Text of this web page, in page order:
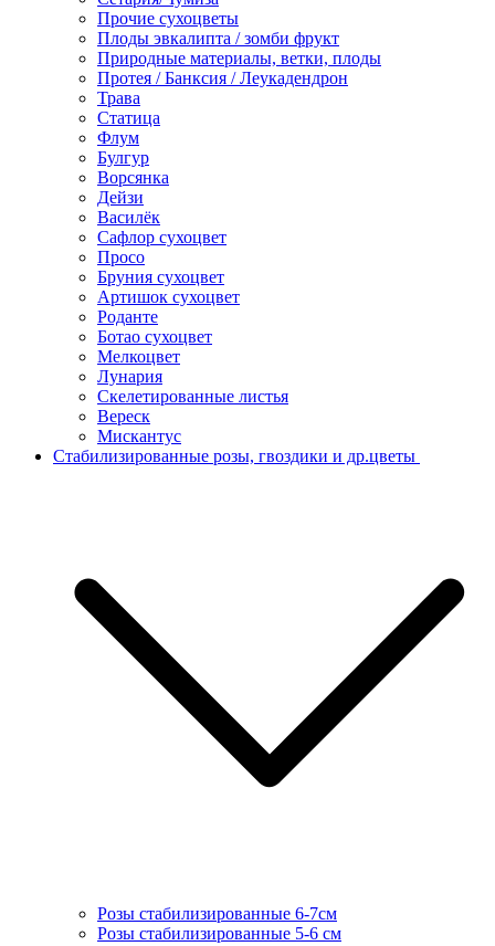
Прочие сухоцветы
Плоды эвкалипта / зомби фрукт
Природные материалы, ветки, плоды
Протея / Банксия / Леукадендрон
Трава
Статица
Флум
Булгур
Ворсянка
Дейзи
Василёк
Сафлор сухоцвет
Просо
Бруния сухоцвет
Артишок сухоцвет
Роданте
Ботао сухоцвет
Мелкоцвет
Лунария
Скелетированные листья
Вереск
Мискантус
Стабилизированные розы, гвоздики и др.цветы
Розы стабилизированные 6-7см
Розы стабилизированные 5-6 см